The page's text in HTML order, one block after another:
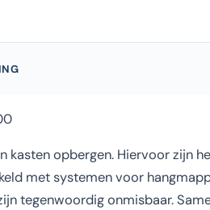
kasten opbergen. Hiervoor zijn
met systemen voor
tegenwoordig onmisbaar.